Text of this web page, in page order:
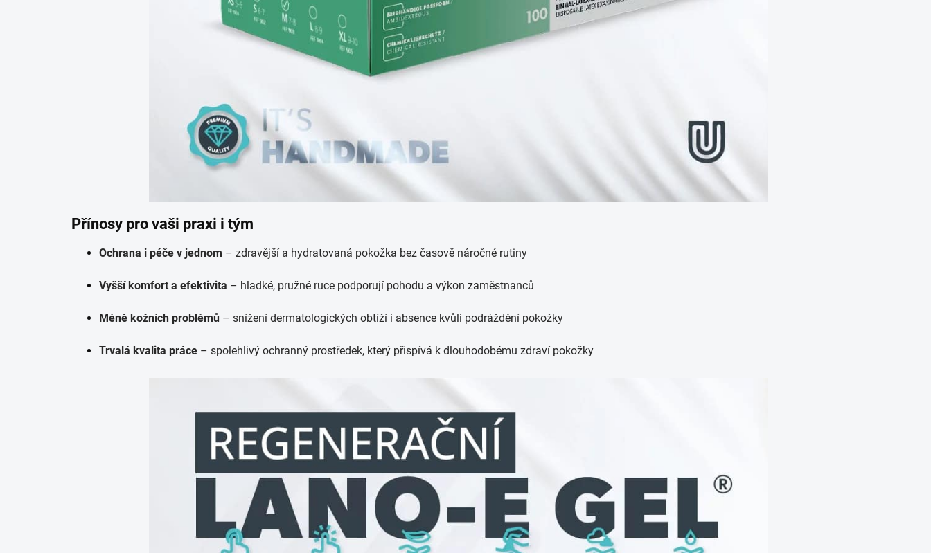
Přínosy pro vaši praxi i tým
Ochrana i péče v jednom – zdravější a hydratovaná pokožka bez časově náročné rutiny
Vyšší komfort a efektivita – hladké, pružné ruce podporují pohodu a výkon zaměstnanců
Méně kožních problémů – snížení dermatologických obtíží i absence kvůli podráždění pokožky
Trvalá kvalita práce – spolehlivý ochranný prostředek, který přispívá k dlouhodobému zdraví pokožky